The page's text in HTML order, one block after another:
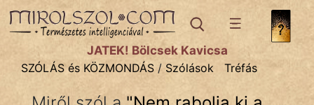
SZÓLÁS ÉS KÖZMONDÁStémák:
Bibliai
JÁTÉK! Bölcsek Kavicsa
SZÓLÁS és KÖZMONDÁS / Szólások Tréfás